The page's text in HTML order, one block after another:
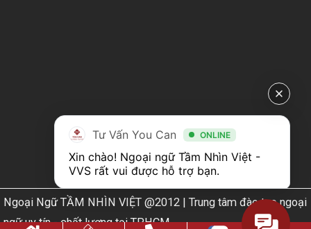
Ngoại Ngữ TẦM NHÌN VIỆT @2012 | Trung tâm đào tạo ngoại
ngữ uy tín - chất lượng tại TPHCM
Tư Vấn You Can ONLINE
Xin chào! Ngoại ngữ Tầm Nhìn Việt -
VVS rất vui được hỗ trợ bạn.